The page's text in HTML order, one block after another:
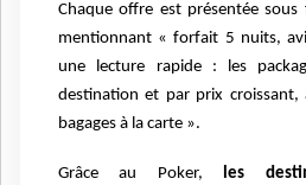
Chaque offre est présentée
mentionnant « forfait 5 nuits,
une lecture rapide : les
destination et par prix croissant,
bagages à la carte ».
Grâce au Poker, les